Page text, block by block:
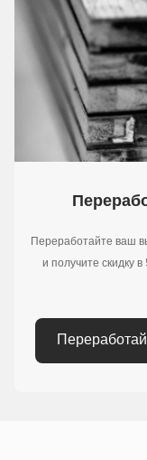
Переработайте ваш
и получите скидку